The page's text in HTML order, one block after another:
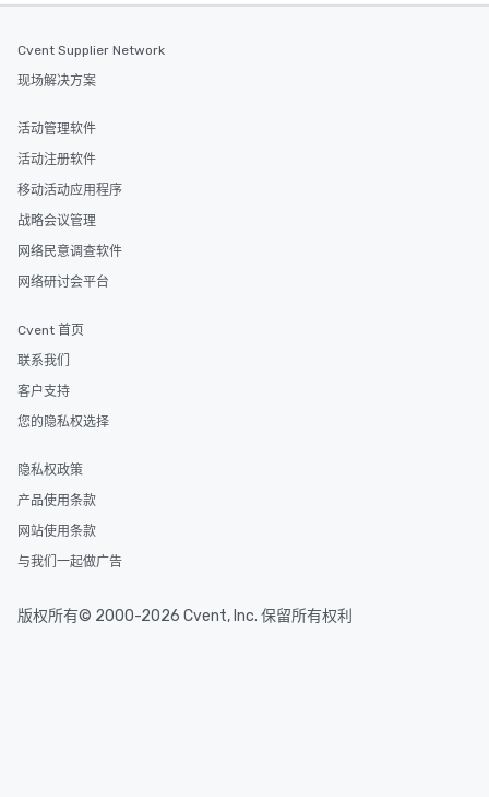
Cvent Supplier Network
现场解决方案
活动管理软件
活动注册软件
移动活动应用程序
战略会议管理
网络民意调查软件
网络研讨会平台
Cvent 首页
联系我们
客户支持
您的隐私权选择
隐私权政策
产品使用条款
网站使用条款
与我们一起做广告
版权所有© 2000-2026 Cvent, Inc. 保留所有权利